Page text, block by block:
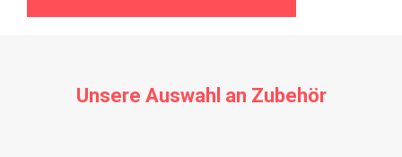
Unsere Auswahl an Zubehör